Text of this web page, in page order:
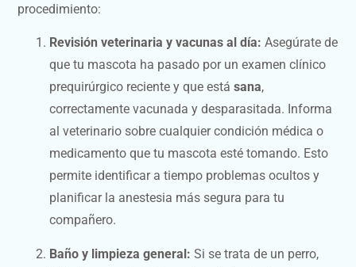
procedimiento:
Revisión veterinaria y vacunas al día: Asegúrate de
que tu mascota ha pasado por un examen clínico
prequirúrgico reciente y que estásana,
correctamente vacunada y desparasitada. Informa
al veterinario sobre cualquier condición médica o
medicamento que tu mascota esté tomando. Esto
permite identificar a tiempo problemas ocultos y
planificar la anestesia más segura para tu
compañero.
Baño y limpieza general: Si se trata de un perro,